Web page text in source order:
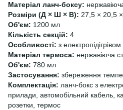
Матеріал ланч-боксу:
Розміри (Д × Ш × В): 27,5 × 20,5
Об'єм: 1200 мл
Кількість секцій: 4
Особливості: з електропідігрівом
Матеріал термоса: нержавіюча
Об'єм: 780 мл
Застосування: збереження
Комплектація: ланч-бокс з
прилади, автомобільний кабель,
розетки, термос